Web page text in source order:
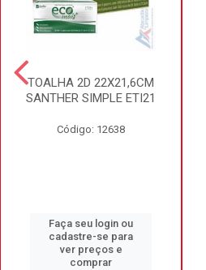
TOALHA 2D 22X21,6CM
SANTHER SIMPLE ETI21
Código: 12638
Faça seu login ou
cadastre-se para
ver preços e
comprar